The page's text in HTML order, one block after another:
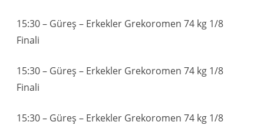
15:30 – Güreş – Erkekler Grekoromen 74 kg 1/8
Finali
15:30 – Güreş – Erkekler Grekoromen 74 kg 1/8
Finali
15:30 – Güreş – Erkekler Grekoromen 74 kg 1/8